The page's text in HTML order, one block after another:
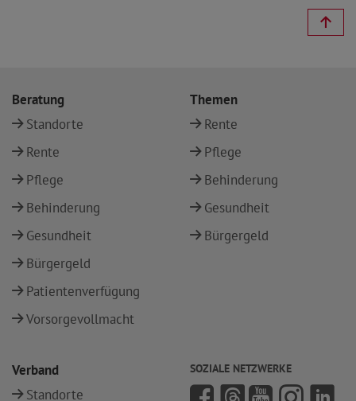
Beratung
Standorte
Rente
Pflege
Behinderung
Gesundheit
Bürgergeld
Patientenverfügung
Vorsorgevollmacht
Themen
Rente
Pflege
Behinderung
Gesundheit
Bürgergeld
Verband
Standorte
SOZIALE NETZWERKE